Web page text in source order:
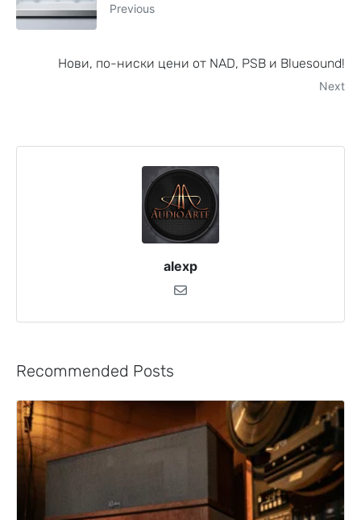
Previous
Нови, по-ниски цени от NAD, PSB и Bluesound!
Next
alexp
Recommended Posts